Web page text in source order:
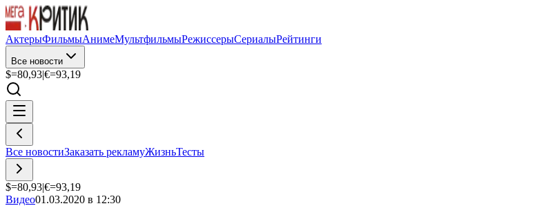
АктерыФильмыАнимеМультфильмыРежиссерыСериалыРейтинги
Все новости
$=80,93|€=93,19
Все новостиЗаказать рекламуЖизньТесты
$=80,93|€=93,19
Видео01.03.2020 в 12:30